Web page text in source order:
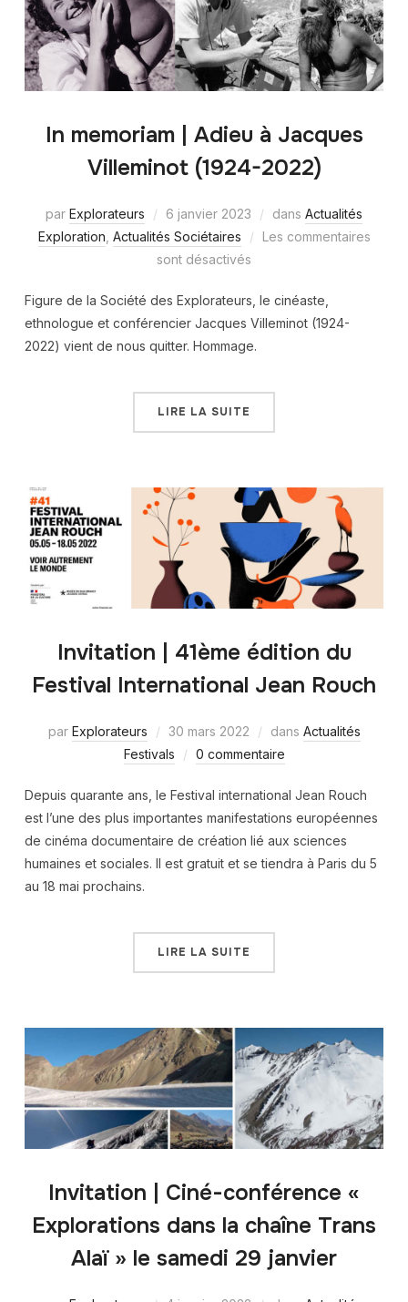
In memoriam | Adieu à Jacques
Villeminot (1924-2022)
par Explorateurs 6 janvier 2023 dans Actualités
Exploration Actualités Sociétaires
Les commentaires
sont désactivés
Figure de la Société des Explorateurs, le cinéaste,
ethnologue et conférencier Jacques Villeminot (1924-
2022) vient de nous quitter. Hommage.
LIRE LA SUITE
Invitation | 41ème édition du
Festival International Jean Rouch
par Explorateurs 30 mars 2022 dans Actualités
Festivals
0 commentaire
Depuis quarante ans, le Festival international Jean Rouch
est l’une des plus importantes manifestations européennes
de cinéma documentaire de création lié aux sciences
humaines et sociales. Il est gratuit et se tiendra à Paris du 5
au 18 mai prochains.
LIRE LA SUITE
Invitation | Ciné-conférence «
Explorations dans la chaîne Trans
Alaï » le samedi 29 janvier